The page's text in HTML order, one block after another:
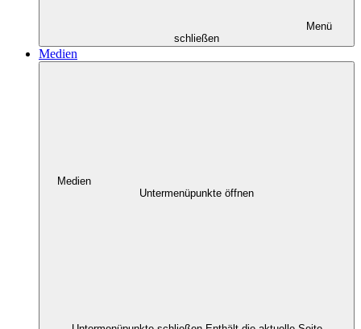
Menü
schließen
Medien
Medien
Untermenüpunkte öffnen